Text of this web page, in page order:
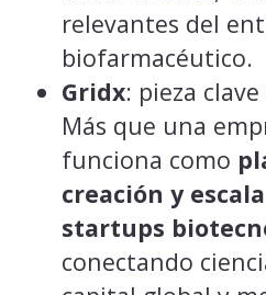
relevantes del
biofarmacéutico.
Gridx: pieza
Más que una
funciona como
creación y
startups
conectando